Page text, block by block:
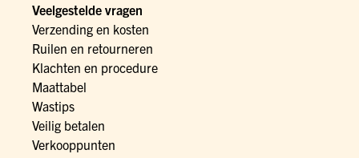
Veelgestelde vragen
Verzending en kosten
Ruilen en retourneren
Klachten en procedure
Maattabel
Wastips
Veilig betalen
Verkooppunten